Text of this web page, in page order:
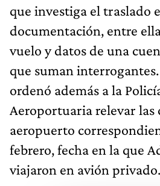
que investiga el traslado
documentación, entre
vuelo y datos de una
que suman
ordenó además a la
Aeroportuaria relevar las
aeropuerto
febrero, fecha en la que
viajaron en avión privado.